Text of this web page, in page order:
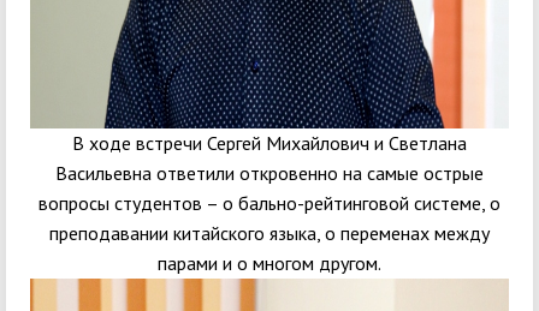
В ходе встречи Сергей Михайлович и Светлана
Васильевна ответили откровенно на самые острые
вопросы студентов – о бально-рейтинговой системе, о
преподавании китайского языка, о переменах между
парами и о многом другом.